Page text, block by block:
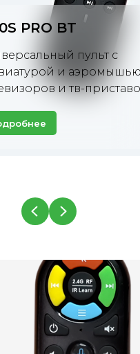
пульт
и телевизоров.